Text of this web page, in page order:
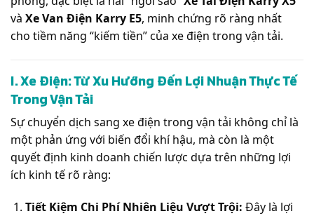
và Xe Van Điện Karry E5, minh chứng rõ ràng nhất
cho tiềm năng “kiếm tiền” của xe điện trong vận tải.
I. Xe Điện: Từ Xu Hướng Đến Lợi Nhuận Thực Tế
Trong Vận Tải
Sự chuyển dịch sang xe điện trong vận tải không chỉ là
một phản ứng với biến đổi khí hậu, mà còn là một
quyết định kinh doanh chiến lược dựa trên những lợi
ích kinh tế rõ ràng:
Tiết Kiệm Chi Phí Nhiên Liệu Vượt Trội: Đây là lợi